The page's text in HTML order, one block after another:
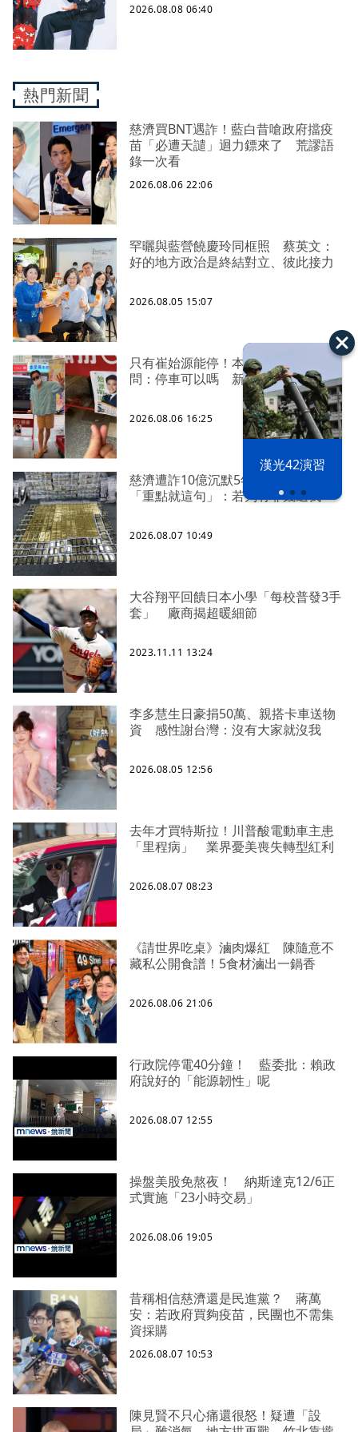
漢光42演習
2026.08.08 06:40
熱門新聞
慈濟買BNT遇詐！藍白昔嗆政府擋疫
苗「必遭天譴」迴力鏢來了 荒謬語
錄一次看
2026.08.06 22:06
罕曬與藍營饒慶玲同框照 蔡英文：
好的地方政治是終結對立、彼此接力
2026.08.05 15:07
只有崔始源能停！本尊好奇找上門親
問：停車可以嗎 新北店員粉樂壞
2026.08.06 16:25
慈濟遭詐10億沉默5年 四叉貓看聲明
「重點就這句」：若判有罪錢還我
2026.08.07 10:49
大谷翔平回饋日本小學「每校普發3手
套」 廠商揭超暖細節
2023.11.11 13:24
李多慧生日豪捐50萬、親搭卡車送物
資 感性謝台灣：沒有大家就沒我
2026.08.05 12:56
去年才買特斯拉！川普酸電動車主患
「里程病」 業界憂美喪失轉型紅利
2026.08.07 08:23
《請世界吃桌》滷肉爆紅 陳隨意不
藏私公開食譜！5食材滷出一鍋香
2026.08.06 21:06
行政院停電40分鐘！ 藍委批：賴政
府說好的「能源韌性」呢
2026.08.07 12:55
操盤美股免熬夜！ 納斯達克12/6正
式實施「23小時交易」
2026.08.06 19:05
昔稱相信慈濟還是民進黨？ 蔣萬
安：若政府買夠疫苗，民團也不需集
資採購
2026.08.07 10:53
陳見賢不只心痛還很怒！疑遭「設